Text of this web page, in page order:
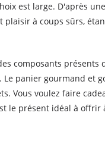
est large. D'après une
plaisir à coups sûrs,
composants présents
panier gourmand et
Vous voulez faire
le présent idéal à offrir